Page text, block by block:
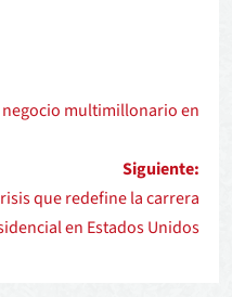
negocio multimillonario en
Siguiente:
que redefine la carrera
en Estados Unidos